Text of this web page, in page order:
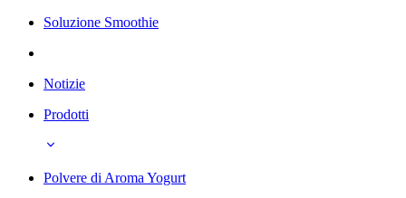
Soluzione Smoothie
Notizie
Prodotti
Polvere di Aroma Yogurt